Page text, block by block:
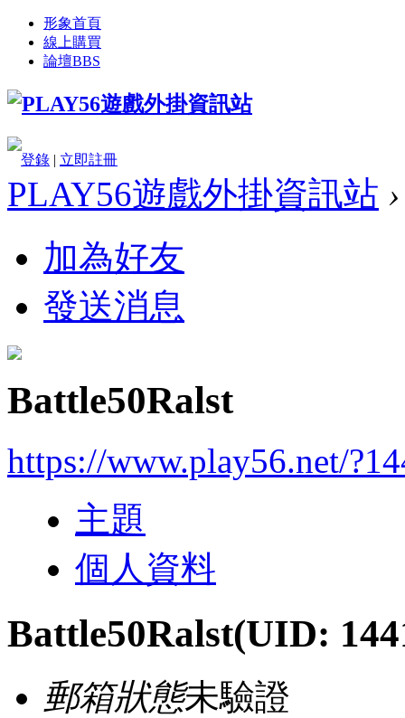
形象首頁
線上購買
論壇BBS
登錄 | 立即註冊
PLAY56遊戲外掛資訊站 ›
加為好友
發送消息
Battle50Ralst
https://www.play56.net/
主題
個人資料
Battle50Ralst(UID:
郵箱狀態未驗證